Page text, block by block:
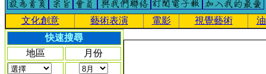
文化創意 藝術表演 電影 視覺藝術
快速搜尋
地區
月份